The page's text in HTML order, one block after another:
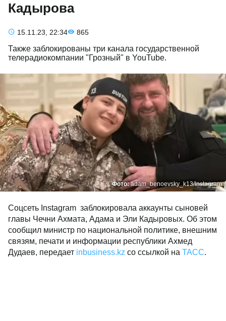
Кадырова
15.11.23, 22:34 865
Также заблокированы три канала государственной
телерадиокомпании "Грозный" в YouTube.
Фото:adam_benoevsky_k13/Instagram
Соцсеть Instagram заблокировала аккаунты сыновей
главы Чечни Ахмата, Адама и Эли Кадыровых. Об этом
сообщил министр по национальной политике, внешним
связям, печати и информации республики Ахмед
Дудаев, передает inbusiness.kz со ссылкой на ТАСС.